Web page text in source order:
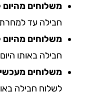
משלוחים מהיום
חבילה עד למחרת
משלוחים מהיום
חבילה באותו היום,
משלוחים מעכשיו
לשלוח חבילה באופן